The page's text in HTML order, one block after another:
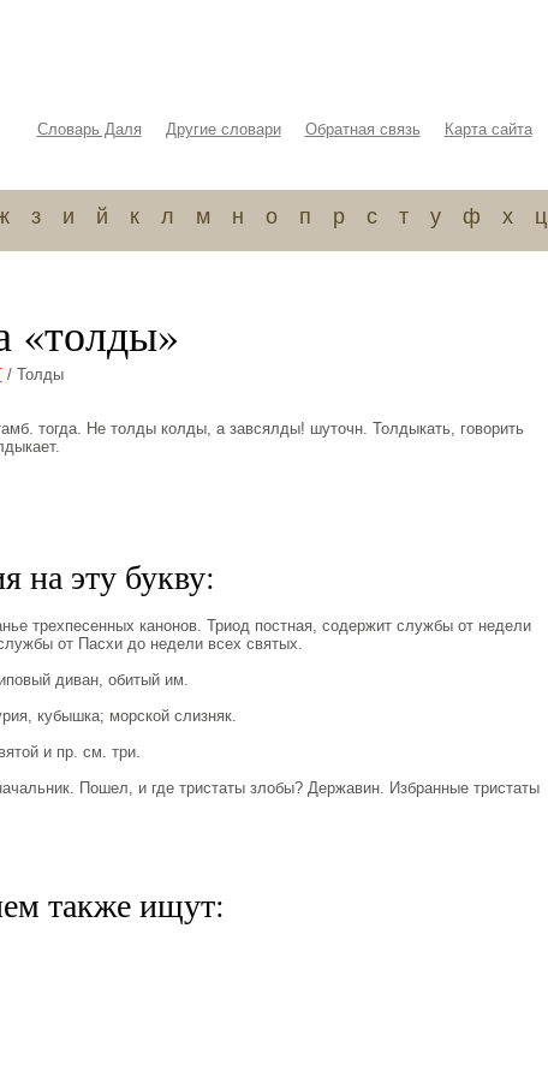
Словарь Даля Другие словари Обратная связь Карта сайта
з и й к л м н о п р с т у ф х ц
«толды»
/ Толды
тогда. Не толды колды, а завсялды! шуточн. Толдыкать, говорить
на эту букву:
трехпесенных канонов. Триод постная, содержит службы от недели
от Пасхи до недели всех святых.
диван, обитый им.
кубышка; морской слизняк.
и пр. см. три.
Пошел, и где тристаты злобы? Державин. Избранные тристаты
также ищут: